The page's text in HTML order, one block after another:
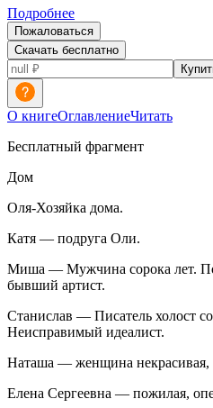
Подробнее
Пожаловаться
Скачать бесплатно
О книгеОглавлениеЧитать
Бесплатный фрагмент
Дом
Оля-Хозяйка дома.
Катя — подруга Оли.
Миша — Мужчина сорока лет.
бывший артист.
Станислав — Писатель холост
Неисправимый идеалист.
Наташа — женщина
Елена Сергеевна — пожилая,